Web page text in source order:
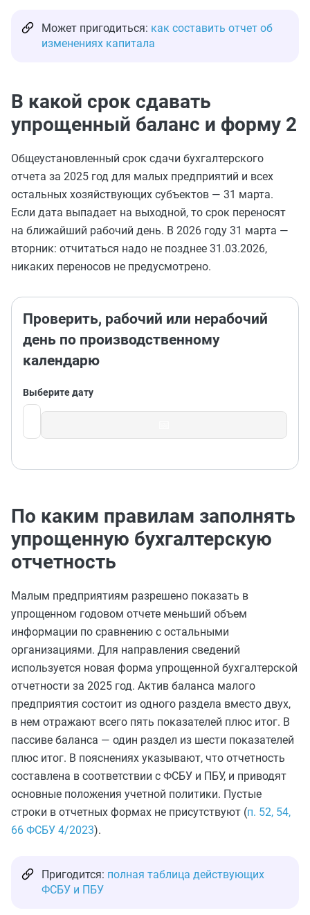
Может пригодиться: как составить отчет об
изменениях капитала
В какой срок сдавать
упрощенный баланс и форму 2
Общеустановленный срок сдачи бухгалтерского
отчета за 2025 год для малых предприятий и всех
остальных хозяйствующих субъектов — 31 марта.
Если дата выпадает на выходной, то срок переносят
на ближайший рабочий день. В 2026 году 31 марта —
вторник: отчитаться надо не позднее 31.03.2026,
никаких переносов не предусмотрено.
Проверить, рабочий или нерабочий
день по производственному
календарю
Выберите дату
По каким правилам заполнять
упрощенную бухгалтерскую
отчетность
Малым предприятиям разрешено показать в
упрощенном годовом отчете меньший объем
информации по сравнению с остальными
организациями. Для направления сведений
используется новая форма упрощенной бухгалтерской
отчетности за 2025 год. Актив баланса малого
предприятия состоит из одного раздела вместо двух,
в нем отражают всего пять показателей плюс итог. В
пассиве баланса — один раздел из шести показателей
плюс итог. В пояснениях указывают, что отчетность
составлена в соответствии с ФСБУ и ПБУ, и приводят
основные положения учетной политики. Пустые
строки в отчетных формах не присутствуют (п. 52, 54,
66 ФСБУ 4/2023).
Пригодится: полная таблица действующих
ФСБУ и ПБУ